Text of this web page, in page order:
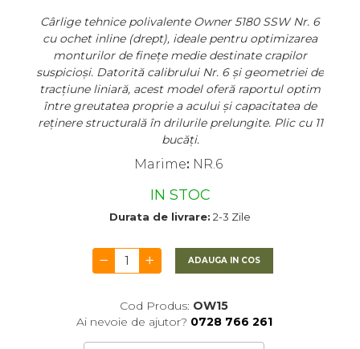
Cârlige tehnice polivalente Owner 5180 SSW Nr. 6
cu ochet inline (drept), ideale pentru optimizarea
monturilor de finețe medie destinate crapilor
suspicioși. Datorită calibrului Nr. 6 și geometriei de
tracțiune liniară, acest model oferă raportul optim
între greutatea proprie a acului și capacitatea de
reținere structurală în drilurile prelungite. Plic cu 11
bucăți.
Marime: NR.6
IN STOC
Durata de livrare: 2-3 Zile
ADAUGA IN COS
Cod Produs: OW15
Ai nevoie de ajutor? 0728 766 261